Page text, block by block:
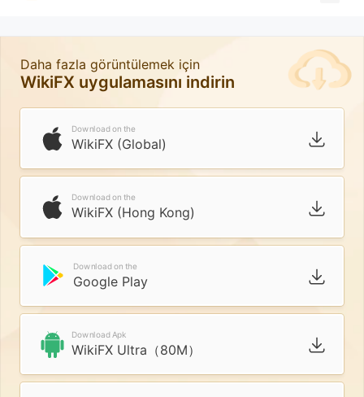
Daha fazla görüntülemek için
WikiFX uygulamasını indirin
Download on the
WikiFX (Global)
Download on the
WikiFX (Hong Kong)
Download on the
Google Play
Download Apk
WikiFX Ultra（80M）